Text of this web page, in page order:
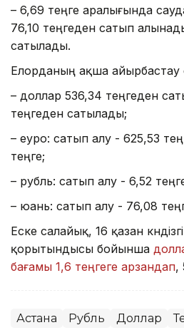
– 6,69 теңге аралығында
76,10 теңгеден сатып
сатылады.
Елорданың ақша
– доллар 536,34 теңгеден
теңгеден сатылады;
– еуро: сатып алу - 625,53
теңге;
– рубль: сатып алу - 6,52
– юань: сатып алу - 76,08
Еске салайық, 16 қазан
қорытындысы бойынша
бағамы 1,6 теңгеге арзандап,
Астана Рубль Доллар